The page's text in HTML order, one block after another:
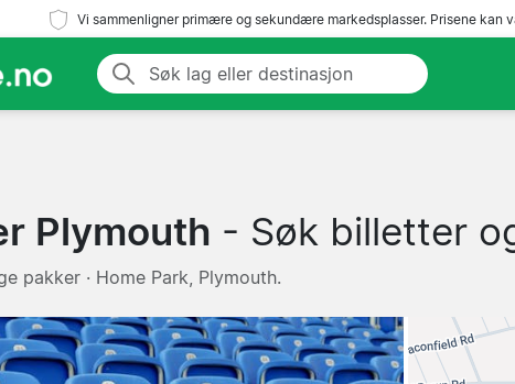
Vi sammenligner primære og sekundære markedsplasser. Prisene kan
Plymouth - Søk billetter
pakker · Home Park, Plymouth.